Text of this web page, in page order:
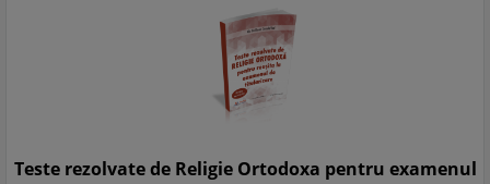
Teste rezolvate de Religie Ortodoxa pentru examenul